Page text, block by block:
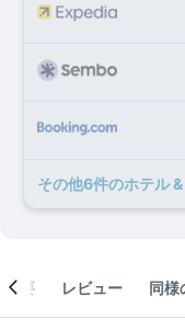
概要 レビュー 同様